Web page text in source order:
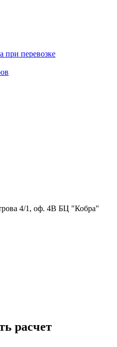
при перевозке
4/1, оф. 4В БЦ "Кобра"
расчет